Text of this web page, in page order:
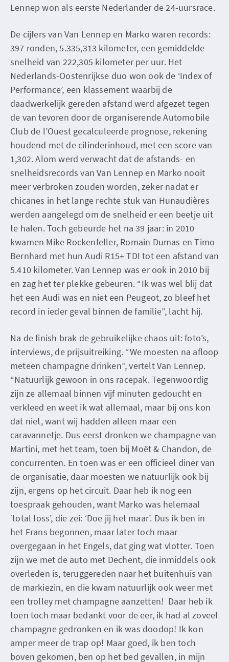
Lennep won als eerste Nederlander de 24-uursrace.
De cijfers van Van Lennep en Marko waren records:
397 ronden, 5.335,313 kilometer, een gemiddelde
snelheid van 222,305 kilometer per uur. Het
Nederlands-Oostenrijkse duo won ook de ‘Index of
Performance’, een klassement waarbij de
daadwerkelijk gereden afstand werd afgezet tegen
de van tevoren door de organiserende Automobile
Club de l’Ouest gecalculeerde prognose, rekening
houdend met de cilinderinhoud, met een score van
1,302. Alom werd verwacht dat de afstands- en
snelheidsrecords van Van Lennep en Marko nooit
meer verbroken zouden worden, zeker nadat er
chicanes in het lange rechte stuk van Hunaudières
werden aangelegd om de snelheid er een beetje uit
te halen. Toch gebeurde het na 39 jaar: in 2010
kwamen Mike Rockenfeller, Romain Dumas en Timo
Bernhard met hun Audi R15+ TDI tot een afstand van
5.410 kilometer. Van Lennep was er ook in 2010 bij
en zag het ter plekke gebeuren. “Ik was wel blij dat
het een Audi was en niet een Peugeot, zo bleef het
record in ieder geval binnen de familie”, lacht hij.
Na de finish brak de gebruikelijke chaos uit: foto’s,
interviews, de prijsuitreiking. “We moesten na afloop
meteen champagne drinken”, vertelt Van Lennep.
“Natuurlijk gewoon in ons racepak. Tegenwoordig
zijn ze allemaal binnen vijf minuten gedoucht en
verkleed en weet ik wat allemaal, maar bij ons kon
dat niet, want wij hadden alleen maar een
caravannetje. Dus eerst dronken we champagne van
Martini, met het team, toen bij Moët & Chandon, de
concurrenten. En toen was er een officieel diner van
de organisatie, daar moesten we natuurlijk ook bij
zijn, ergens op het circuit. Daar heb ik nog een
toespraak gehouden, want Marko was helemaal
‘total loss’, die zei: ‘Doe jij het maar’. Dus ik ben in
het Frans begonnen, maar later toch maar
overgegaan in het Engels, dat ging wat vlotter. Toen
zijn we met de auto met Dechent, die inmiddels ook
overleden is, teruggereden naar het buitenhuis van
de markiezin, en die kwam natuurlijk ook weer met
een trolley met champagne aanzetten! Daar heb ik
toen toch maar bedankt voor de eer, ik had al zoveel
champagne gedronken en ik was doodop! Ik kon
amper meer de trap op! Maar goed, ik ben toch
boven gekomen, ben op het bed gevallen, in mijn